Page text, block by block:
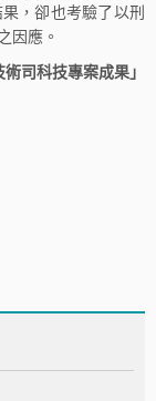
，卻也考驗了以刑
因應。
司科技專案成果」